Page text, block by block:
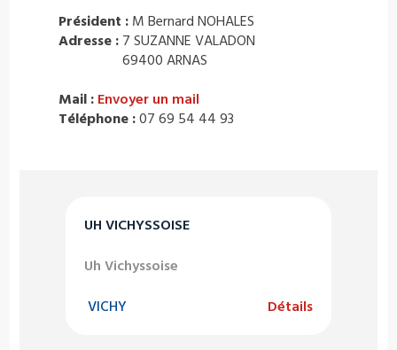
UH VICHYSSOISE
Uh Vichyssoise
VICHY Détails
Président : M Bernard NOHALES
Adresse : 7 SUZANNE VALADON
69400 ARNAS
Mail : Envoyer un mail
Téléphone :07 69 54 44 93